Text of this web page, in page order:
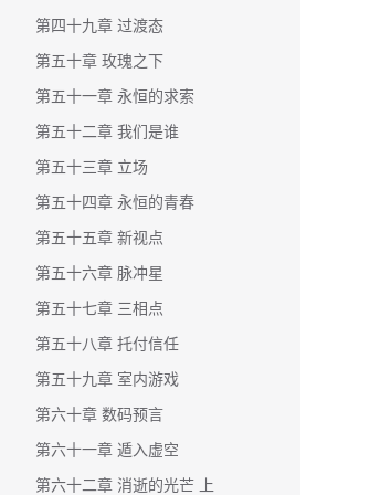
第四十九章 过渡态
第五十章 玫瑰之下
第五十一章 永恒的求索
第五十二章 我们是谁
第五十三章 立场
第五十四章 永恒的青春
第五十五章 新视点
第五十六章 脉冲星
第五十七章 三相点
第五十八章 托付信任
第五十九章 室内游戏
第六十章 数码预言
第六十一章 遁入虚空
第六十二章 消逝的光芒 上